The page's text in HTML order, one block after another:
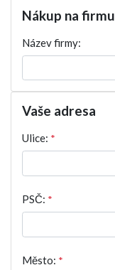
Nákup na firmu
Název firmy:
Vaše adresa
Ulice: *
PSČ: *
Město: *